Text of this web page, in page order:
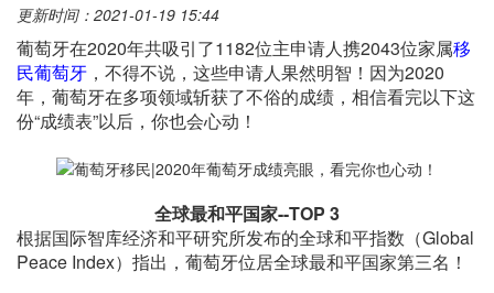
更新时间：2021-01-19 15:44
葡萄牙在2020年共吸引了1182位主申请人携2043位家属移
民葡萄牙 ，不得不说，这些申请人果然明智！因为2020
年，葡萄牙在多项领域斩获了不俗的成绩，相信看完以下这
份“成绩表”以后，你也会心动！
全球最和平国家--TOP 3
根据国际智库经济和平研究所发布的全球和平指数（Global
Peace Index）指出，葡萄牙位居全球最和平国家第三名！